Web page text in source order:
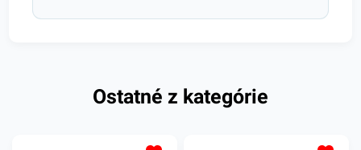
Ostatné z kategórie